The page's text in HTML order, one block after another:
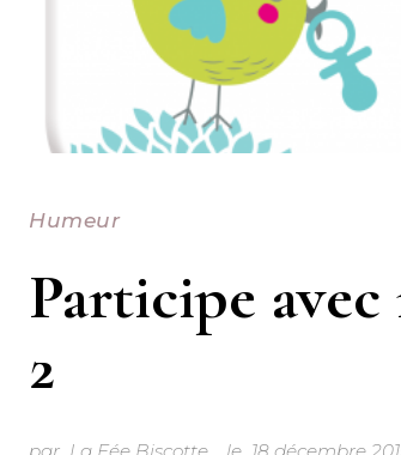
Humeur
Participe
2